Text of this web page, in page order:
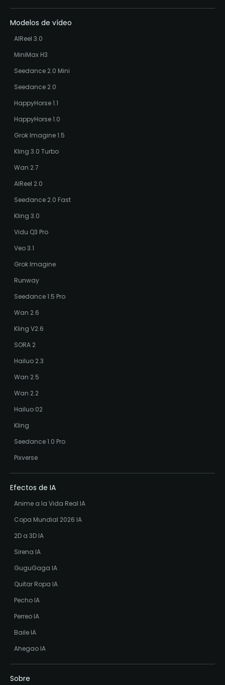
Modelos de vídeo
AIReel 3.0
MiniMax H3
Seedance 2.0 Mini
Seedance 2.0
HappyHorse 1.1
HappyHorse 1.0
Grok Imagine 1.5
Kling 3.0 Turbo
Wan 2.7
AIReel 2.0
Seedance 2.0 Fast
Kling 3.0
Vidu Q3 Pro
Veo 3.1
Grok Imagine
Runway
Seedance 1.5 Pro
Wan 2.6
Kling V2.6
SORA 2
Hailuo 2.3
Wan 2.5
Wan 2.2
Hailuo 02
Kling
Seedance 1.0 Pro
Pixverse
Efectos de IA
Anime a la Vida Real IA
Copa Mundial 2026 IA
2D a 3D IA
Sirena IA
GuguGaga IA
Quitar Ropa IA
Pecho IA
Perreo IA
Baile IA
Ahegao IA
Sobre